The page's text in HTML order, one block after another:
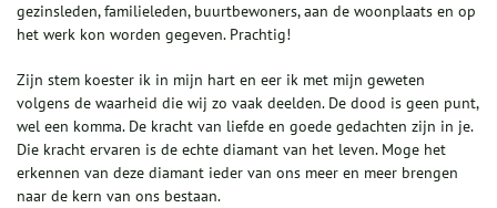
gezinsleden, familieleden, buurtbewoners, aan de woonplaats en op
het werk kon worden gegeven. Prachtig!
Zijn stem koester ik in mijn hart en eer ik met mijn geweten
volgens de waarheid die wij zo vaak deelden. De dood is geen punt,
wel een komma. De kracht van liefde en goede gedachten zijn in je.
Die kracht ervaren is de echte diamant van het leven. Moge het
erkennen van deze diamant ieder van ons meer en meer brengen
naar de kern van ons bestaan.